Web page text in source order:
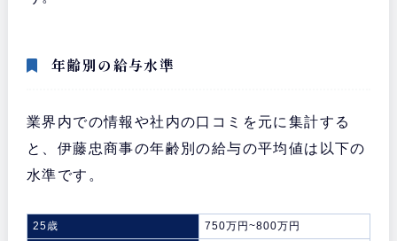
年齢別の給与水準
業界内での情報や社内の口コミを元に集計する
と、伊藤忠商事の年齢別の給与の平均値は以下の
水準です。
25歳
750万円~800万円